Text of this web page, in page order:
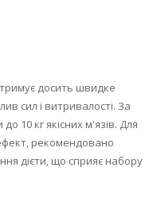
досить швидке
сил і витривалості. За
10 кг якісних м'язів. Для
рекомендовано
дієти, що сприяє набору